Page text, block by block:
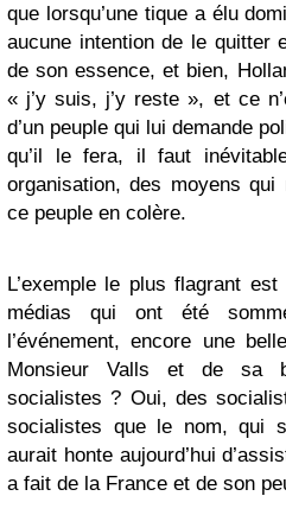
que lorsqu’une tique a élu
aucune intention de le quitter
de son essence, et bien,
« j’y suis, j’y reste », et ce
d’un peuple qui lui demande
qu’il le fera, il faut
organisation, des moyens qui
ce peuple en colère.
L’exemple le plus flagrant
médias qui ont été
l’événement, encore une
Monsieur Valls et de sa
socialistes ? Oui, des
socialistes que le nom, qui
aurait honte aujourd’hui
a fait de la France et de son